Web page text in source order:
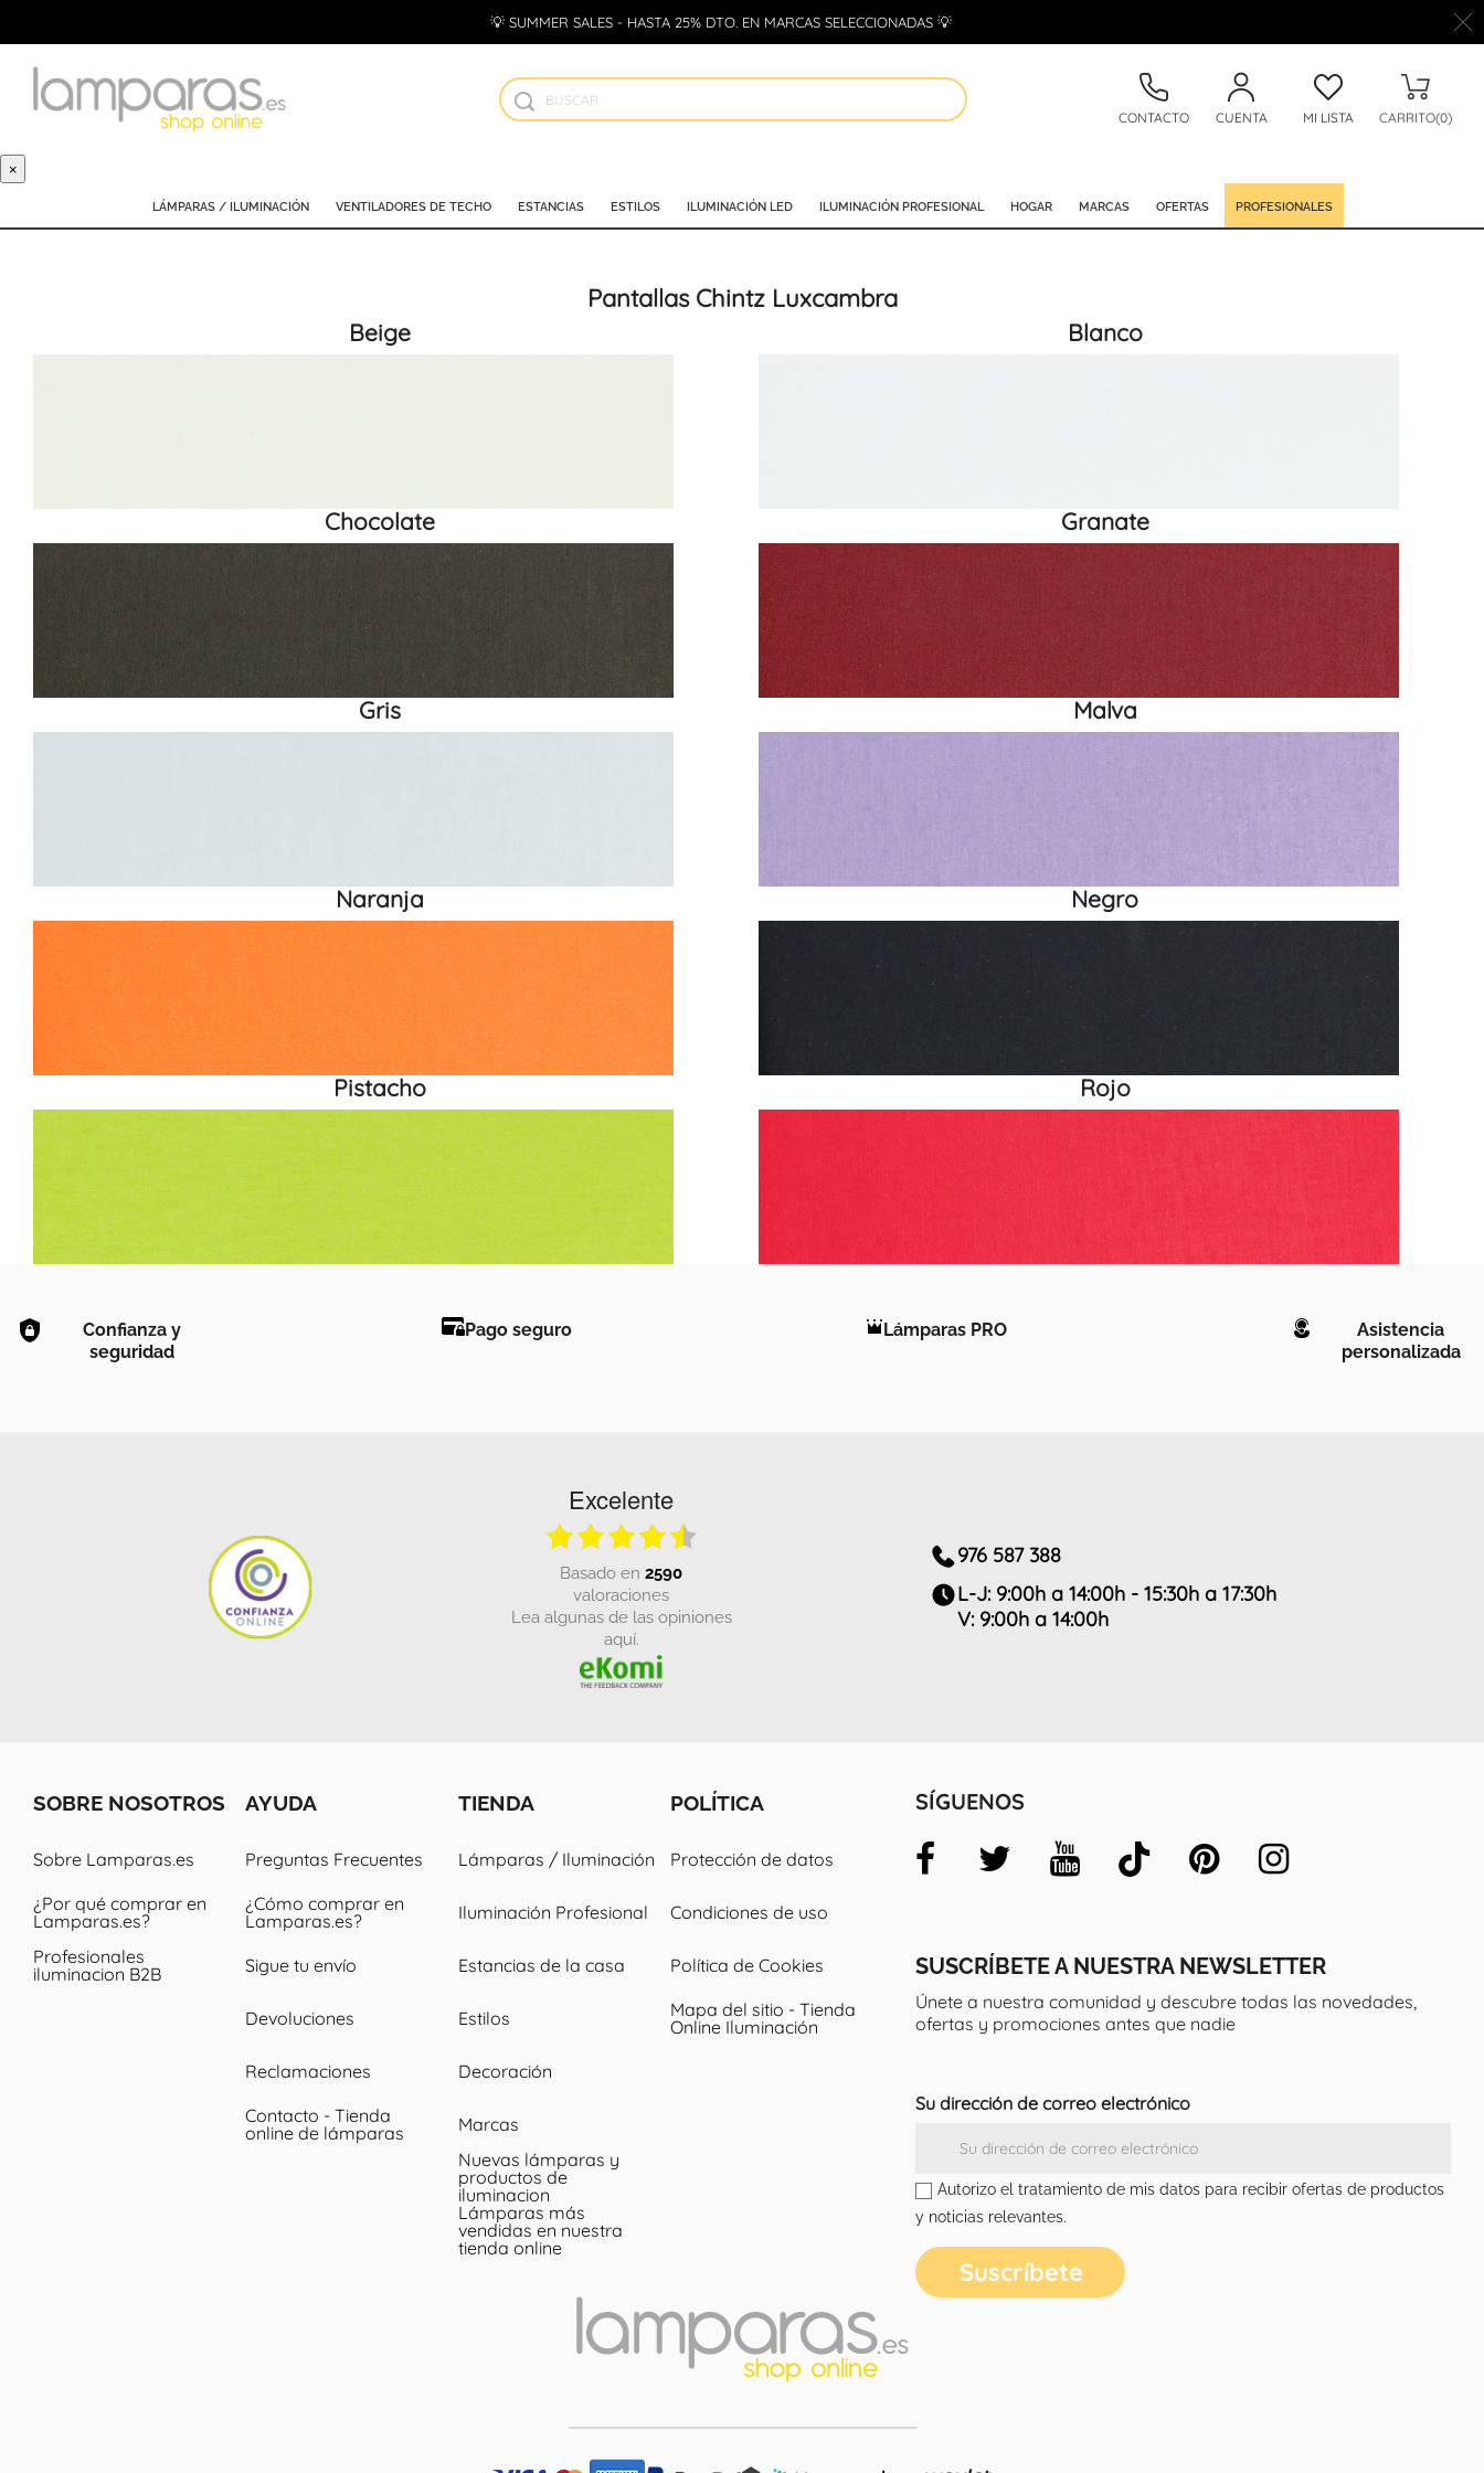
💡 SUMMER SALES - HASTA 25% DTO. EN MARCAS SELECCIONADAS 💡
CONTACTO CUENTA MI LISTA CARRITO(0)
×
LÁMPARAS / ILUMINACIÓN VENTILADORES DE TECHO ESTANCIAS ESTILOS ILUMINACIÓN LED ILUMINACIÓN PROFESIONAL HOGAR MARCAS OFERTAS PROFESIONALES
Pantallas Chintz Luxcambra
Beige Blanco
Chocolate Granate
Gris Malva
Naranja Negro
Pistacho Rojo
Confianza y
seguridad
Pago seguro Lámparas PRO
Asistencia
personalizada
Excelente
basado en 2590
valoraciones
Lea algunas de las opiniones
aquí.
976 587 388
L-J: 9:00h a 14:00h - 15:30h a 17:30h
V: 9:00h a 14:00h
SOBRE NOSOTROS
Sobre Lamparas.es
¿Por qué comprar en
Lamparas.es?
Profesionales
iluminacion B2B
AYUDA
Preguntas Frecuentes
¿Cómo comprar en
Lamparas.es?
Sigue tu envío
Devoluciones
Reclamaciones
Contacto - Tienda
online de lámparas
TIENDA
Lámparas / Iluminación
Iluminación Profesional
Estancias de la casa
Estilos
Decoración
Marcas
Nuevas lámparas y
productos de
iluminacion
Lámparas más
vendidas en nuestra
tienda online
POLÍTICA
Protección de datos
Condiciones de uso
Política de Cookies
Mapa del sitio - Tienda
Online Iluminación
SUSCRÍBETE A NUESTRA NEWSLETTER
Únete a nuestra comunidad y descubre todas las novedades,
ofertas y promociones antes que nadie
Su dirección de correo electrónico
Autorizo el tratamiento de mis datos para recibir ofertas de productos
y noticias relevantes.
SÍGUENOS